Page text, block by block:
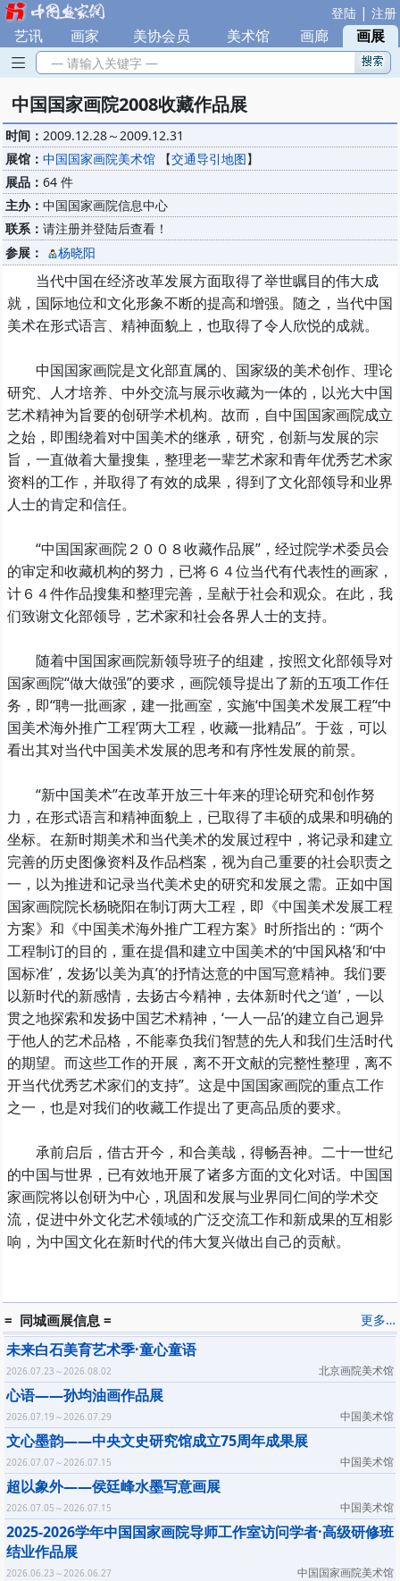
登陆 | 注册
艺讯 画家 美协会员 美术馆 画廊 | 画展
— 请输入关键字 —
中国国家画院2008收藏作品展
时间： 2009.12.28～2009.12.31
展馆： 中国国家画院美术馆 【交通导引地图】
展品： 64 件
主办： 中国国家画院信息中心
联系： 请注册并登陆后查看！
参展：
杨晓阳
当代中国在经济改革发展方面取得了举世瞩目的伟大成
就，国际地位和文化形象不断的提高和增强。随之，当代中国
美术在形式语言、精神面貌上，也取得了令人欣悦的成就。
中国国家画院是文化部直属的、国家级的美术创作、理论
研究、人才培养、中外交流与展示收藏为一体的，以光大中国
艺术精神为旨要的创研学术机构。故而，自中国国家画院成立
之始，即围绕着对中国美术的继承，研究，创新与发展的宗
旨，一直做着大量搜集，整理老一辈艺术家和青年优秀艺术家
资料的工作，并取得了有效的成果，得到了文化部领导和业界
人士的肯定和信任。
“中国国家画院２００８收藏作品展”，经过院学术委员会
的审定和收藏机构的努力，已将６４位当代有代表性的画家，
计６４件作品搜集和整理完善，呈献于社会和观众。在此，我
们致谢文化部领导，艺术家和社会各界人士的支持。
随着中国国家画院新领导班子的组建，按照文化部领导对
国家画院“做大做强”的要求，画院领导提出了新的五项工作任
务，即“聘一批画家，建一批画室，实施‘中国美术发展工程’‘中
国美术海外推广工程’两大工程，收藏一批精品”。于兹，可以
看出其对当代中国美术发展的思考和有序性发展的前景。
“新中国美术”在改革开放三十年来的理论研究和创作努
力，在形式语言和精神面貌上，已取得了丰硕的成果和明确的
坐标。在新时期美术和当代美术的发展过程中，将记录和建立
完善的历史图像资料及作品档案，视为自己重要的社会职责之
一，以为推进和记录当代美术史的研究和发展之需。正如中国
国家画院院长杨晓阳在制订两大工程，即《中国美术发展工程
方案》和《中国美术海外推广工程方案》时所指出的：“两个
工程制订的目的，重在提倡和建立中国美术的‘中国风格’和‘中
国标准’，发扬‘以美为真’的抒情达意的中国写意精神。我们要
以新时代的新感情，去扬古今精神，去体新时代之‘道’，一以
贯之地探索和发扬中国艺术精神，‘一人一品’的建立自己迥异
于他人的艺术品格，不能辜负我们智慧的先人和我们生活时代
的期望。而这些工作的开展，离不开文献的完整性整理，离不
开当代优秀艺术家们的支持”。这是中国国家画院的重点工作
之一，也是对我们的收藏工作提出了更高品质的要求。
承前启后，借古开今，和合美哉，得畅吾神。二十一世纪
的中国与世界，已有效地开展了诸多方面的文化对话。中国国
家画院将以创研为中心，巩固和发展与业界同仁间的学术交
流，促进中外文化艺术领域的广泛交流工作和新成果的互相影
响，为中国文化在新时代的伟大复兴做出自己的贡献。
更多…
= 同城画展信息 =
未来白石美育艺术季·童心童语
北京画院美术馆
2026.07.23～2026.08.02
心语——孙均油画作品展
中国美术馆
2026.07.19～2026.07.29
文心墨韵——中央文史研究馆成立75周年成果展
中国美术馆
2026.07.07～2026.07.15
超以象外——侯廷峰水墨写意画展
中国美术馆
2026.07.05～2026.07.15
2025-2026学年中国国家画院导师工作室访问学者·高级研修班
结业作品展
中国国家画院美术馆
2026.06.23～2026.06.27